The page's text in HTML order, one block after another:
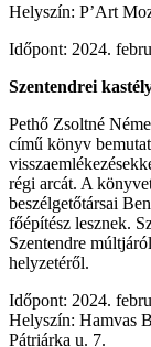
Helyszín: P’Art
Időpont: 2024.
Szentendrei
Pethő Zsoltné
című könyv
régi arcát. A
beszélgetőtársai
főépítész lesznek.
Szentendre
helyzetéről.
Időpont: 2024.
Helyszín: Hamvas
Pátriárka u. 7.